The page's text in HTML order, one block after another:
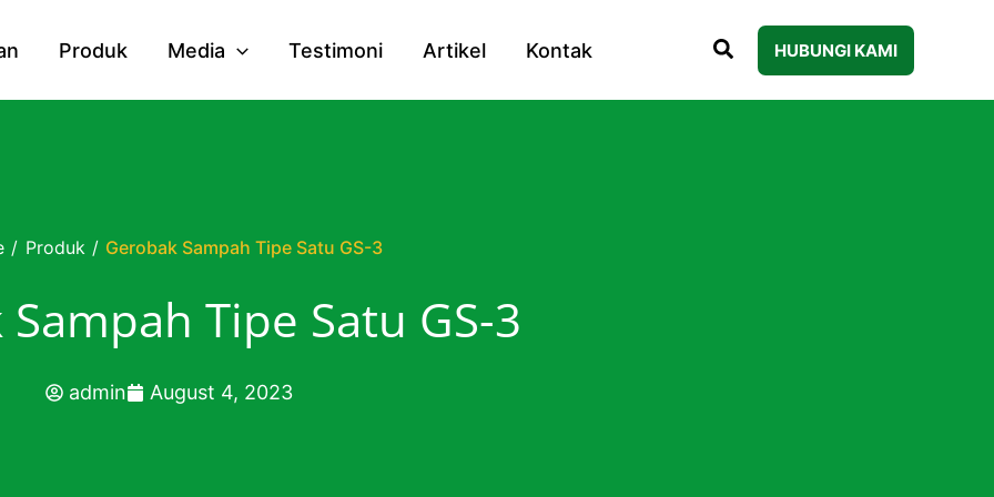
Produk Media Testimoni Artikel Kontak HUBUNGI KAMI
/ Produk / Gerobak Sampah Tipe Satu GS-3
Tipe Satu GS-3
admin August 4, 2023